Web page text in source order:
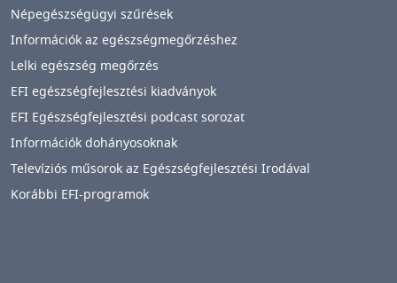
Népegészségügyi szűrések
Információk az egészségmegőrzéshez
Lelki egészség megőrzés
EFI egészségfejlesztési kiadványok
EFI Egészségfejlesztési podcast sorozat
Információk dohányosoknak
Televíziós műsorok az Egészségfejlesztési Irodával
Korábbi EFI-programok